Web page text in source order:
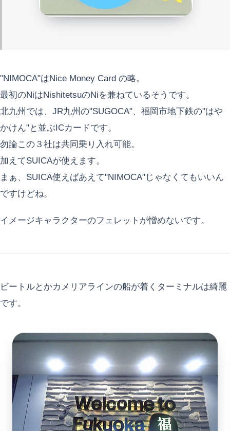
"NIMOCA"はNice Money Card の略。
最初のNiはNishitetsuのNiを兼ねているそうです。
北九州では、JR九州の"SUGOCA"、福岡市地下鉄の"はや
かけん"と並ぶICカードです。
勿論この３社は共同乗り入れ可能。
加えてSUICAが使えます。
まぁ、SUICA使えばあえて"NIMOCA"じゃなくてもいいん
ですけどね。
イメージキャラクターのフェレットが憎めないです。
ビートルとかカメリアラインの船が着くターミナルは綺麗
です。